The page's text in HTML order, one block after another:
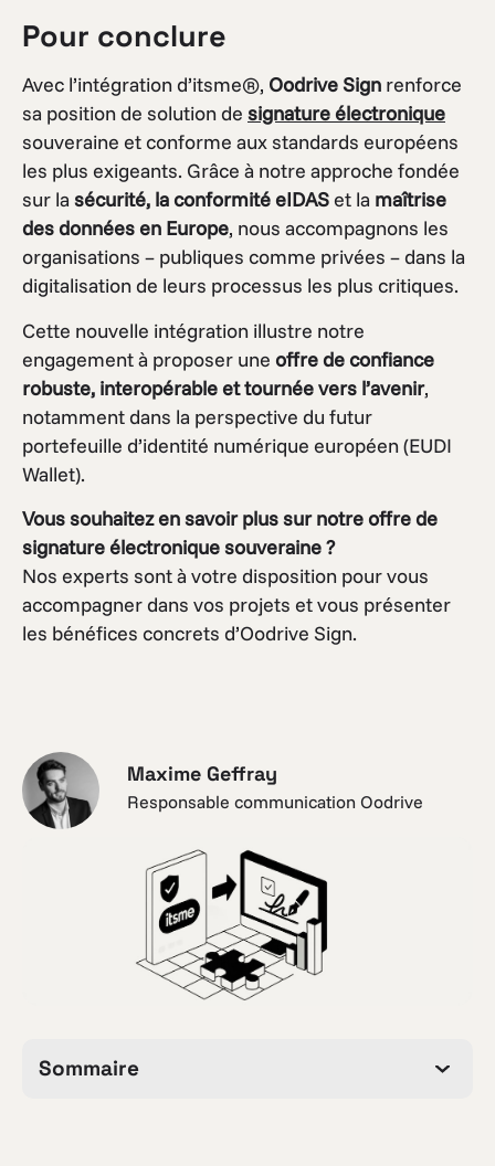
Pour conclure
Avec l’intégration d’itsme®, Oodrive Sign renforce
sa position de solution de signature électronique
souveraine et conforme aux standards européens
les plus exigeants. Grâce à notre approche fondée
sur la sécurité, la conformité eIDASet la maîtrise
des données en Europe, nous accompagnons les
organisations – publiques comme privées – dans la
digitalisation de leurs processus les plus critiques.
Cette nouvelle intégration illustre notre
engagement à proposer une offre de confiance
robuste, interopérable et tournée vers l’avenir,
notamment dans la perspective du futur
portefeuille d’identité numérique européen (EUDI
Wallet).
Vous souhaitez en savoir plus sur notre offre de
signature électronique souveraine ?
Nos experts sont à votre disposition pour vous
accompagner dans vos projets et vous présenter
les bénéfices concrets d’Oodrive Sign.
Maxime Geffray
Responsable communication Oodrive
Sommaire